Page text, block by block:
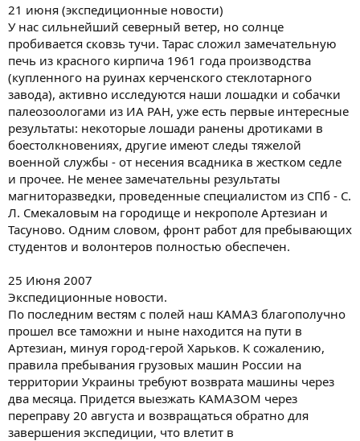
21 июня (экспедиционные новости)
У нас сильнейший северный ветер, но солнце
пробивается сковзь тучи. Тарас сложил замечательную
печь из красного кирпича 1961 года производства
(купленного на руинах керченского стеклотарного
завода), активно исследуются наши лошадки и собачки
палеозоологами из ИА РАН, уже есть первые интересные
результаты: некоторые лошади ранены дротиками в
боестолкновениях, другие имеют следы тяжелой
военной службы - от несения всадника в жестком седле
и прочее. Не менее замечательны результаты
магниторазведки, проведенные специалистом из СПб - С.
Л. Смекаловым на городище и некрополе Артезиан и
Тасуново. Одним словом, фронт работ для пребывающих
студентов и волонтеров полностью обеспечен.
25 Июня 2007
Экспедиционные новости.
По последним вестям с полей наш КАМАЗ благополучно
прошел все таможни и ныне находится на пути в
Артезиан, минуя город-герой Харьков. К сожалению,
правила пребывания грузовых машин России на
территории Украины требуют возврата машины через
два месяца. Придется выезжать КАМАЗОМ через
переправу 20 августа и возвращаться обратно для
завершения экспедиции, что влетит в